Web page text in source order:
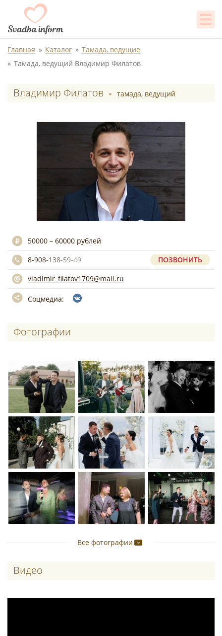
Главная Каталог
Тамада, ведущие
Тамада, ведущий Владимир Филатов
Владимир Филатов тамада, ведущий
50000 – 60000 рублей
8-908-138-59-49
ПОЗВОНИТЬ
vladimir_filatov1709@mail.ru
Соцмедиа:
Фотографии
Все фотографии
Видео